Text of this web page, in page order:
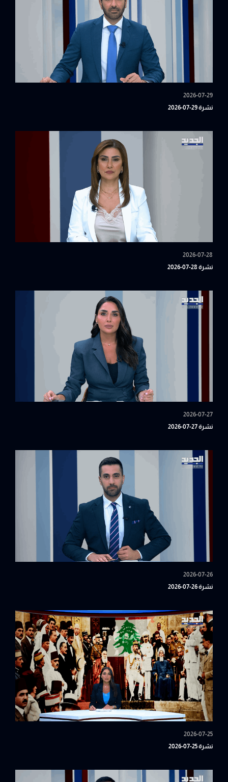
2026-07-29
نشرة 29-07-2026
2026-07-28
نشرة 28-07-2026
2026-07-27
نشرة 27-07-2026
2026-07-26
نشرة 26-07-2026
2026-07-25
نشرة 25-07-2026